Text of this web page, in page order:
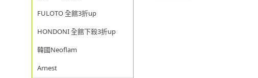
FULOTO 全館3折up
HONDONI 全館下殺3折up
韓國Neoflam
Arnest